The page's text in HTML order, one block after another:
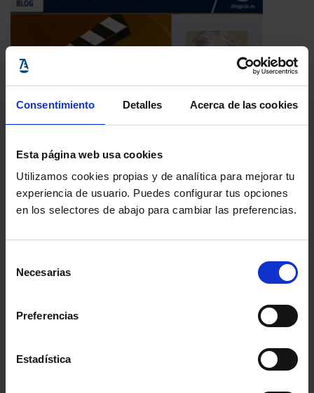
Consentimiento Detalles Acerca de las cookies
Esta página web usa cookies
Utilizamos cookies propias y de analítica para mejorar tu
experiencia de usuario. Puedes configurar tus opciones
en los selectores de abajo para cambiar las preferencias.
Necesarias
Preferencias
Estadística
ULTIMAS ENTRADAS
No se ha encontrado ningún resultado
Dir: Sidney Lumet, 1957 (EE.UU.)
Testigo de cargo